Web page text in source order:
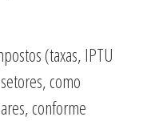
(taxas, IPTU
como
conforme